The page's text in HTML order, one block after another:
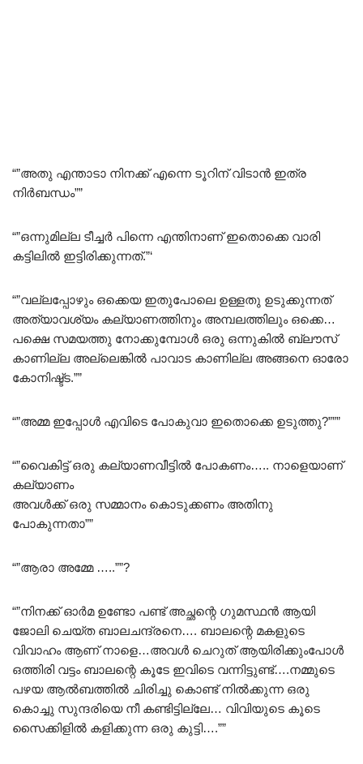
“”അതു എന്താടാ നിനക്ക് എന്നെ ടൂറിന് വിടാൻ ഇത്ര
നിർബന്ധം””
“”ഒന്നുമില്ല ടീച്ചർ പിന്നെ എന്തിനാണ് ഇതൊക്കെ വാരി
കട്ടിലിൽ ഇട്ടിരിക്കുന്നത്.”‘
“”വല്ലപ്പോഴും ഒക്കെയ ഇതുപോലെ ഉള്ളതു ഉടുക്കുന്നത്
അത്യാവശ്യം കല്യാണത്തിനും അമ്പലത്തിലും ഒക്കെ…
പക്ഷെ സമയത്തു നോക്കുമ്പോൾ ഒരു ഒന്നുകിൽ ബ്ലൗസ്
കാണില്ല അല്ലെങ്കിൽ പാവാട കാണില്ല അങ്ങനെ ഓരോ
കോനിഷ്ട്ട.””
“”അമ്മ ഇപ്പോൾ എവിടെ പോകുവാ ഇതൊക്കെ ഉടുത്തു?”””
“”വൈകിട്ട് ഒരു കല്യാണവീട്ടിൽ പോകണം….. നാളെയാണ്
കല്യാണം
അവൾക്ക് ഒരു സമ്മാനം കൊടുക്കണം അതിനു
പോകുന്നതാ””
“”ആരാ അമ്മേ …..””?
“”നിനക്ക് ഓർമ ഉണ്ടോ പണ്ട് അച്ഛന്റെ ഗുമസ്ഥൻ ആയി
ജോലി ചെയ്ത ബാലചന്ദ്രനെ…. ബാലന്റെ മകളുടെ
വിവാഹം ആണ് നാളെ…അവൾ ചെറുത് ആയിരിക്കുംപോൾ
ഒത്തിരി വട്ടം ബാലന്റെ കൂടേ ഇവിടെ വന്നിട്ടുണ്ട്….നമ്മുടെ
പഴയ ആൽബത്തിൽ ചിരിച്ചു കൊണ്ട് നിൽക്കുന്ന ഒരു
കൊച്ചു സുന്ദരിയെ നീ കണ്ടിട്ടില്ലേ… വിവിയുടെ കൂടെ
സൈക്കിളിൽ കളിക്കുന്ന ഒരു കുട്ടി….””